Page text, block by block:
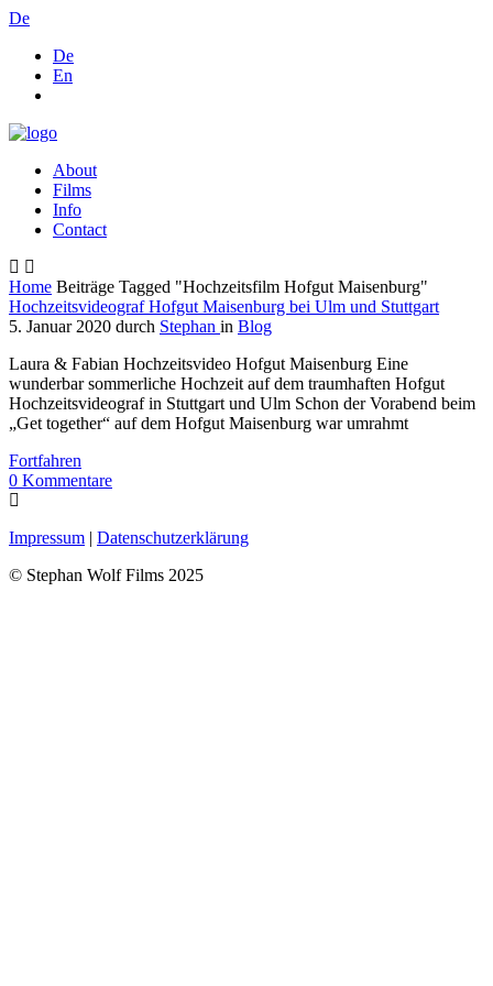
De
De
En
About
Films
Info
Contact
Home Beiträge Tagged "Hochzeitsfilm Hofgut Maisenburg"
Hochzeitsvideograf Hofgut Maisenburg bei Ulm und Stuttgart
5. Januar 2020 durch Stephan in Blog
Laura & Fabian Hochzeitsvideo Hofgut Maisenburg Eine
wunderbar sommerliche Hochzeit auf dem traumhaften Hofgut
Hochzeitsvideograf in Stuttgart und Ulm Schon der Vorabend beim
„Get together“ auf dem Hofgut Maisenburg war umrahmt
Fortfahren
0 Kommentare
Impressum | Datenschutzerklärung
© Stephan Wolf Films 2025